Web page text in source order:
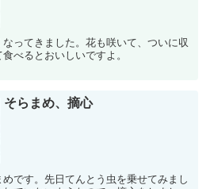
ってきました。花も咲いて、ついに収
べるとおいしいですよ。
そらまめ、摘心
です。先日てんとう虫を乗せてみまし